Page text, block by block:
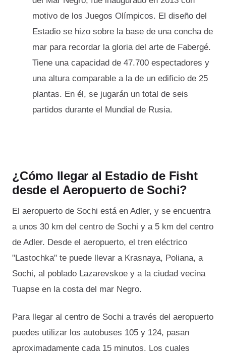
motivo de los Juegos Olímpicos. El diseño del
Estadio se hizo sobre la base de una concha de
mar para recordar la gloria del arte de Fabergé.
Tiene una capacidad de 47.700 espectadores y
una altura comparable a la de un edificio de 25
plantas. En él, se jugarán un total de seis
partidos durante el Mundial de Rusia.
¿Cómo llegar al Estadio de Fisht
desde el Aeropuerto de Sochi?
El aeropuerto de Sochi está en Adler, y se encuentra
a unos 30 km del centro de Sochi y a 5 km del centro
de Adler. Desde el aeropuerto, el tren eléctrico
"Lastochka" te puede llevar a Krasnaya, Poliana, a
Sochi, al poblado Lazarevskoe y a la ciudad vecina
Tuapse en la costa del mar Negro.
Para llegar al centro de Sochi a través del aeropuerto
puedes utilizar los autobuses 105 y 124, pasan
aproximadamente cada 15 minutos. Los cuales